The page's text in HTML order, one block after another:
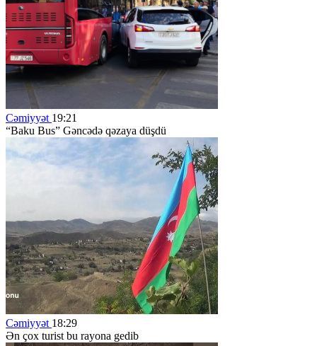
Cəmiyyət 19:21
“Baku Bus” Gəncədə qəzaya düşdü
Cəmiyyət 18:29
Ən çox turist bu rayona gedib